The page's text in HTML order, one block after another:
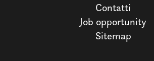
Contatti
Job opportunity
Sitemap